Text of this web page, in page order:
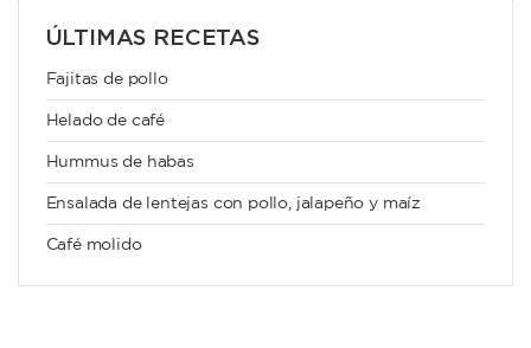
ÚLTIMAS RECETAS
Fajitas de pollo
Helado de café
Hummus de habas
Ensalada de lentejas con pollo, jalapeño y maíz
Café molido